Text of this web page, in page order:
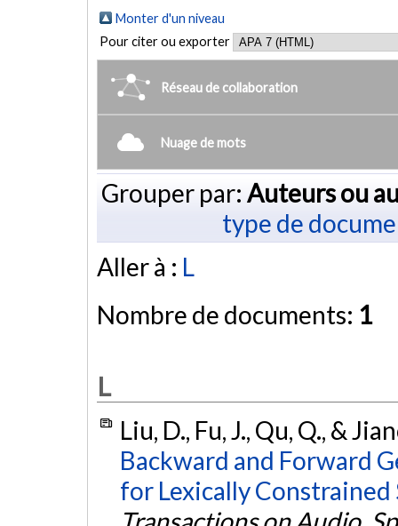
Monter d'un niveau
Pour citer ou exporter
Réseau de collaboration
Nuage de mots
Grouper par: Auteurs ou
type de
Aller à : L
Nombre de documents: 1
L
Liu, D., Fu, J., Qu, Q., &
Backward and Forward
for Lexically